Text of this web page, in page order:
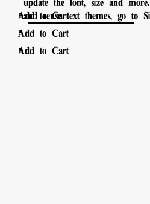
update the font, size and
and reuse text themes, go to
。
Add to Cart
。
Add to Cart
。
Add to Cart